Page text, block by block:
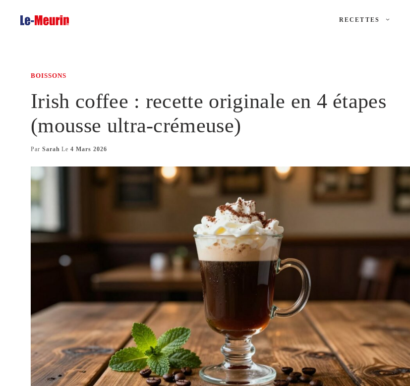
RECETTES
BOISSONS
Irish coffee : recette originale en 4 étapes
(mousse ultra-crémeuse)
Par Sarah Le4 Mars 2026